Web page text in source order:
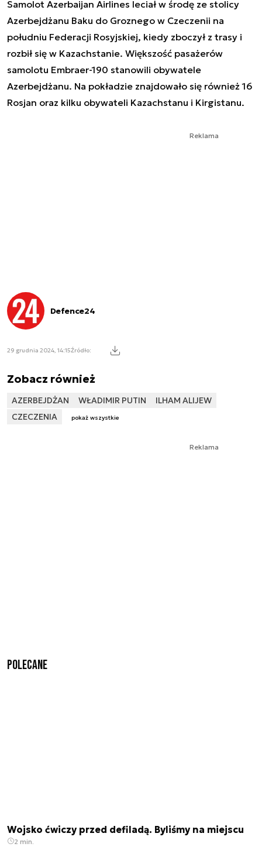
Samolot Azerbaijan Airlines leciał w środę ze stolicy
Azerbejdżanu Baku do Groznego w Czeczenii na
południu Federacji Rosyjskiej, kiedy zboczył z trasy i
rozbił się w Kazachstanie. Większość pasażerów
samolotu Embraer-190 stanowili obywatele
Azerbejdżanu. Na pokładzie znajdowało się również 16
Rosjan oraz kilku obywateli Kazachstanu i Kirgistanu.
Reklama
Defence24
29 grudnia 2024, 14:15Źródło:
Zobacz również
AZERBEJDŻAN WŁADIMIR PUTIN
ILHAM ALIJEW
CZECZENIA
pokaż wszystkie
Reklama
Polecane
Wojsko ćwiczy przed defiladą. Byliśmy na miejscu
2 min.